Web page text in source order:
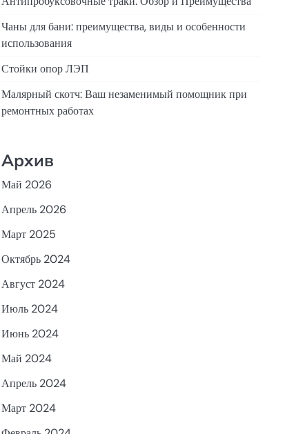
Чаны для бани: преимущества, виды и особенности
использования
Стойки опор ЛЭП
Малярный скотч: Ваш незаменимый помощник при
ремонтных работах
Архив
Май 2026
Апрель 2026
Март 2025
Октябрь 2024
Август 2024
Июль 2024
Июнь 2024
Май 2024
Апрель 2024
Март 2024